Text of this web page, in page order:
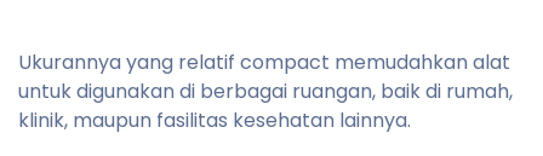
Ukurannya yang relatif compact memudahkan alat
untuk digunakan di berbagai ruangan, baik di rumah,
klinik, maupun fasilitas kesehatan lainnya.